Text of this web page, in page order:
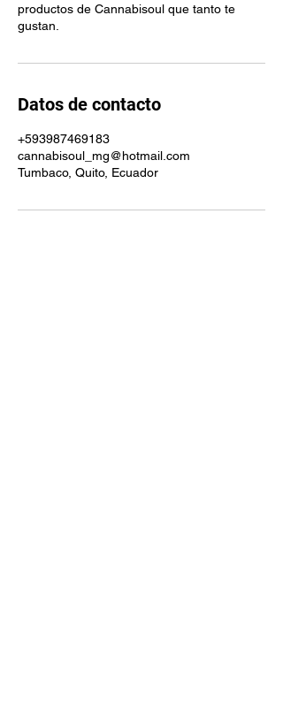
productos de Cannabisoul que tanto te
gustan.
Datos de contacto
+593987469183
cannabisoul_mg@hotmail.com
Tumbaco, Quito, Ecuador